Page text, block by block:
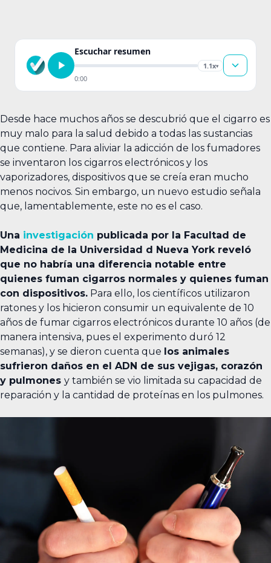
Escuchar resumen
1.1x▾
0:00
Desde hace muchos años se descubrió que el cigarro es
muy malo para la salud debido a todas las sustancias
que contiene. Para aliviar la adicción de los fumadores
se inventaron los cigarros electrónicos y los
vaporizadores, dispositivos que se creía eran mucho
menos nocivos. Sin embargo, un nuevo estudio señala
que, lamentablemente, este no es el caso.
Una investigación publicada por la Facultad de
Medicina de la Universidad d Nueva York reveló
que no habría una diferencia notable entre
quienes fuman cigarros normales y quienes fuman
con dispositivos. Para ello, los científicos utilizaron
ratones y los hicieron consumir un equivalente de 10
años de fumar cigarros electrónicos durante 10 años (de
manera intensiva, pues el experimento duró 12
semanas), y se dieron cuenta que los animales
sufrieron daños en el ADN de sus vejigas, corazón
y pulmones y también se vio limitada su capacidad de
reparación y la cantidad de proteínas en los pulmones.